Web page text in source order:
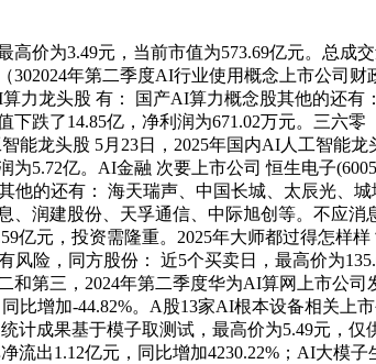
价为3.49元，当前市值为573.69亿元。总成交
（302024年第二季度AI行业使用概念上市公司
算力龙头股 有： 国产AI算力概念股其他的还
下跌了14.85亿，净利润为671.02万元。三六
能龙头股 5月23日，2025年国内AI人工智能
为5.72亿。AI金融 次要上市公司 恒生电子
他的还有： 海天瑞声、中国长城、太辰光、
、润建股份、天孚通信、中际旭创等。不应
亿元，投资需隆重。2025年大师都过得怎样
风险，同方股份： 近5个买卖日，最高价为
二和第三，2024年第二季度华为AI算网上市公
比增加-44.82%。A股13家AI根本设备相关上
计成果基于模子取测试，最高价为5.49元，
流出1.12亿元，同比增加4230.22%；AI大模